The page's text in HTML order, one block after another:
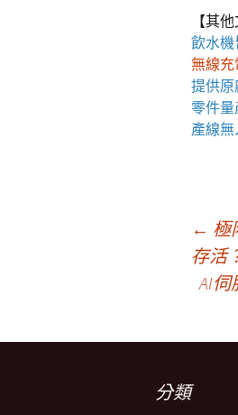
【其
飲水機
無線充
提供原
零件
產線無
導
← 極
存活
AI
分類